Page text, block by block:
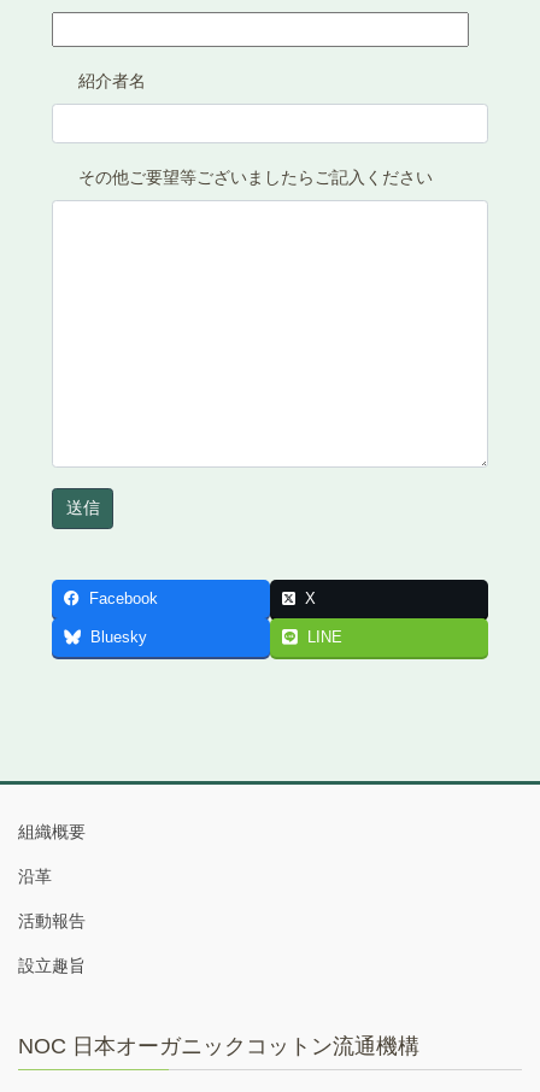
紹介者名
その他ご要望等ございましたらご記入ください
Facebook X
Bluesky LINE
組織概要
沿革
活動報告
設立趣旨
NOC 日本オーガニックコットン流通機構